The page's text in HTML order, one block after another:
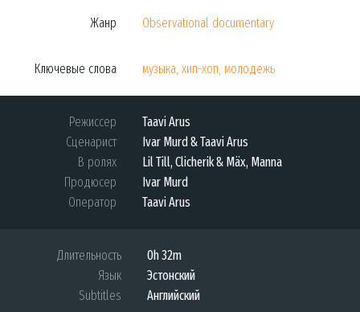
Жанр Observational documentary
Ключевые слова музыка, хип-хоп, молодежь
Режиссер
Taavi Arus
Сценарист
Ivar Murd & Taavi Arus
В ролях
Lil Till, Clicherik & Mäx, Manna
Продюсер
Ivar Murd
Оператор
Taavi Arus
Длительность
0h 32m
Язык
Эстонский
Subtitles
Английский